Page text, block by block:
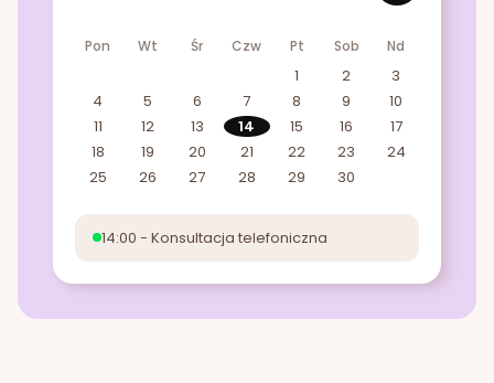
Pon Wt Śr Czw Pt Sob Nd
1 2
3
4
5 6 7 8 9
10
11
12 13 14 15 16
17
18
19 20 21 22 23
24
25
26 27 28 29 30
14:00 - Konsultacja telefoniczna